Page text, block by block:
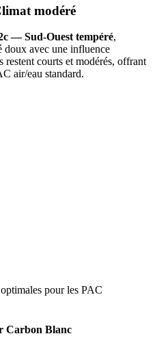
modéré
— Sud-Ouest tempéré,
doux avec une influence
restent courts et modérés, offrant
air/eau standard.
pour les PAC
Carbon Blanc